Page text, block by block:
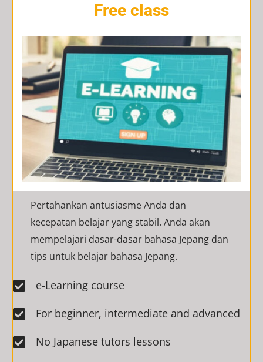
Free class
Pertahankan antusiasme Anda dan
kecepatan belajar yang stabil. Anda akan
mempelajari dasar-dasar bahasa Jepang dan
tips untuk belajar bahasa Jepang.
e-Learning course​
For beginner, intermediate and advanced
No Japanese tutors lessons